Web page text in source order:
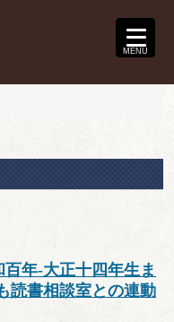
MENU
年-大正十四年生ま
読書相談室との連動